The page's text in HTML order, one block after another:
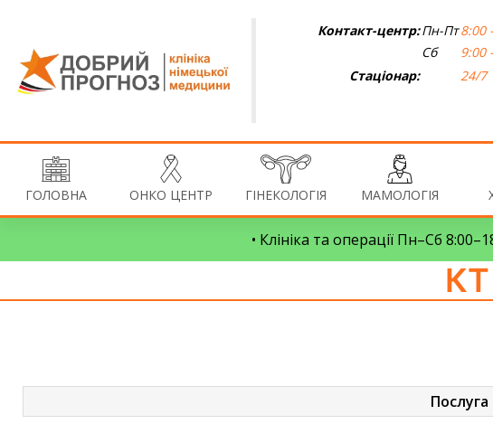
Контакт-центр:Пн-Пт
Сб
8:00
9:00
Стаціонар:
24/7
ГОЛОВНА ОНКО ЦЕНТР ГІНЕКОЛОГІЯ МАМОЛОГІЯ
• Клініка та операції Пн–Сб
КТ
Послуга